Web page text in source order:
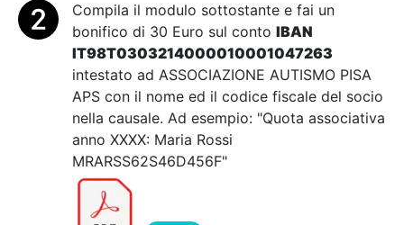
Compila il modulo sottostante e fai un
bonifico di 30 Euro sul conto IBAN
IT98T0303214000010001047263
intestato ad ASSOCIAZIONE AUTISMO PISA
APS con il nome ed il codice fiscale del socio
nella causale. Ad esempio: "Quota associativa
anno XXXX: Maria Rossi
MRARSS62S46D456F"